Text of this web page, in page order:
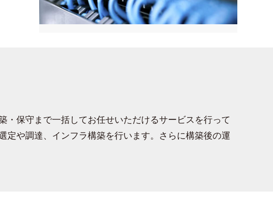
・保守まで一括してお任せいただけるサービスを行って
定や調達、インフラ構築を行います。さらに構築後の運